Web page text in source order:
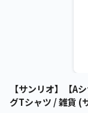
【サンリオ】【A
グTシャツ / 雑貨 (